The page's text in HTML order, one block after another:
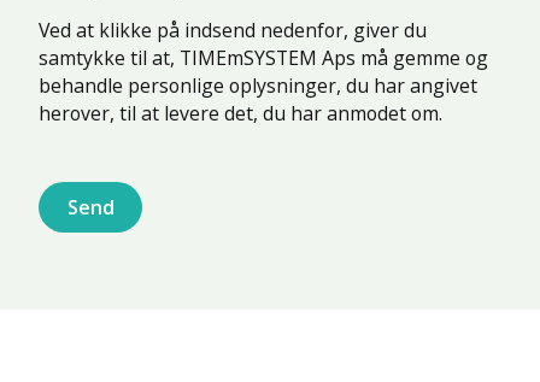
Ved at klikke på indsend nedenfor, giver du
samtykke til at, TIMEmSYSTEM Aps må gemme og
behandle personlige oplysninger, du har angivet
herover, til at levere det, du har anmodet om.